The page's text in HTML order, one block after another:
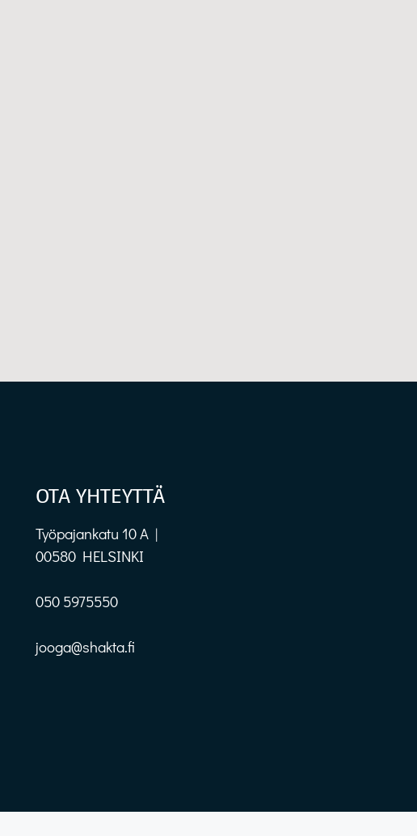
OTA YHTEYTTÄ
Työpajankatu 10 A |
00580 HELSINKI
050 5975550
jooga@shakta.fi